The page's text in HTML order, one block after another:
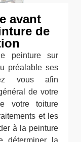
avant
de
peinture sur
préalable ses
vous afin
de votre
votre toiture
et les
à la peinture
déterminer la